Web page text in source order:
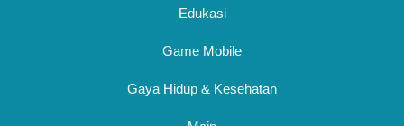
Edukasi
Game Mobile
Gaya Hidup & Kesehatan